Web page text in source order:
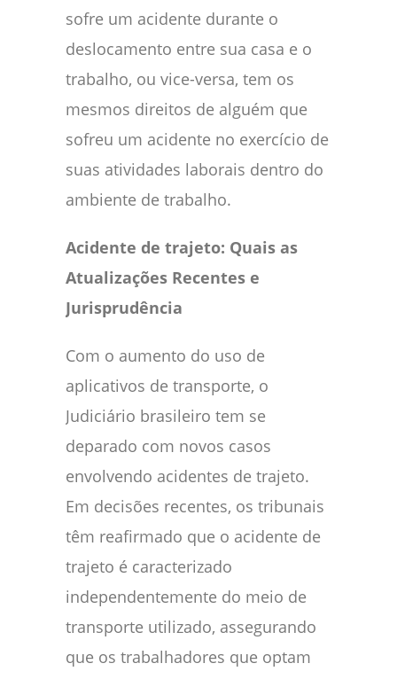
sofre um acidente durante o
deslocamento entre sua casa e o
trabalho, ou vice-versa, tem os
mesmos direitos de alguém que
sofreu um acidente no exercício de
suas atividades laborais dentro do
ambiente de trabalho.
Acidente de trajeto: Quais as
Atualizações Recentes e
Jurisprudência
Com o aumento do uso de
aplicativos de transporte, o
Judiciário brasileiro tem se
deparado com novos casos
envolvendo acidentes de trajeto.
Em decisões recentes, os tribunais
têm reafirmado que o acidente de
trajeto é caracterizado
independentemente do meio de
transporte utilizado, assegurando
que os trabalhadores que optam